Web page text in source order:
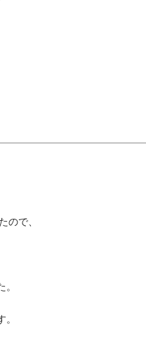
ので、